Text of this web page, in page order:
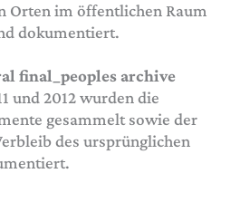
Orten im öffentlichen Raum
dokumentiert.
final_peoples archive
und 2012 wurden die
gesammelt sowie der
des ursprünglichen